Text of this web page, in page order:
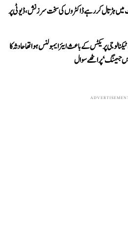
میں ہڑتال کر رہے ڈاکٹروں کی سخت سرزنش، ڈیوٹی پر
پریکٹس کے باعث ایئر ایمبولنس ہوا تھا حادثہ کا
جیمنگ‘ پر اٹھے سوال